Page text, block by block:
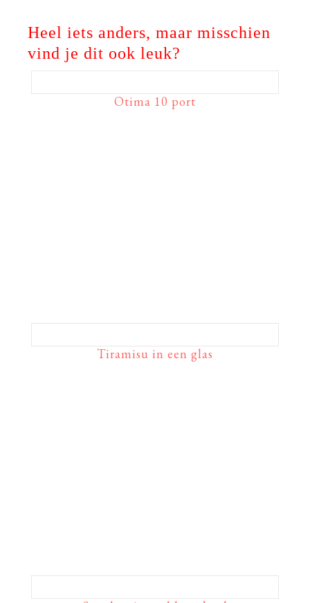
Heel iets anders, maar misschien
vind je dit ook leuk?
Otima 10 port
Tiramisu in een glas